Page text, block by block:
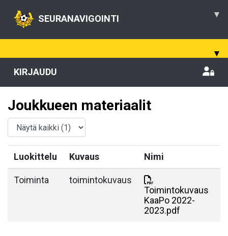
SEURANAVIGOINTI ▾
▾
KIRJAUDU
Joukkueen materiaalit
Luokittelu Kuvaus Nimi
Toiminta
toimintokuvaus
Toimintokuvaus
KaaPo 2022-
2023.pdf